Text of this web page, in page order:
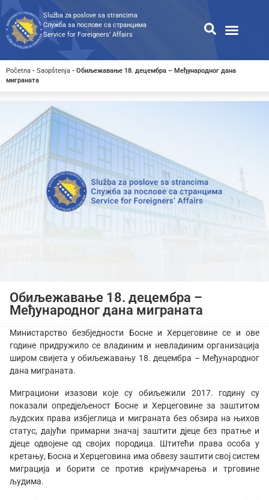
Služba za poslove sa strancima
Служба за послове са странцима
Service for Foreigners’ Affairs
Početna - Saopštenja - Обиљежавање 18. децембра – Међународног дана
миграната
Обиљежавање 18. децембра –
Међународног дана миграната
Министарство безбједности Босне и Херцеговине се и ове
године придружило се владиним и невладиним организација
широм свијета у обиљежавању 18. децембра – Међународног
дана миграната.
Миграциони изазови које су обиљежили 2017. годину су
показали опредјељеност Босне и Херцеговине за заштитом
људских права избјеглица и миграната без обзира на њихов
статус, дајући примарни значај заштити дјеце без пратње и
дјеце одвојене од својих породица. Штитећи права особа у
кретању, Босна и Херцеговина има обвезу заштити свој систем
миграција и борити се против кријумчарења и трговине
људима.